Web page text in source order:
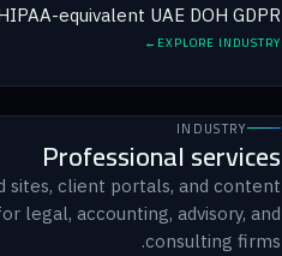
equivalent UAE DOH GDPR
EXPLORE INDUSTRY
INDUSTRY
Professional services
sites, client portals, and content
legal, accounting, advisory, and
consulting firms.